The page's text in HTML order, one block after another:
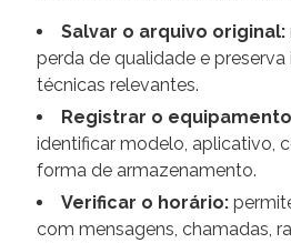
Salvar o arquivo original:
perda de qualidade e
técnicas relevantes.
Registrar o
identificar modelo, aplicativo,
forma de armazenamento.
Verificar o horário:
com mensagens, chamadas,